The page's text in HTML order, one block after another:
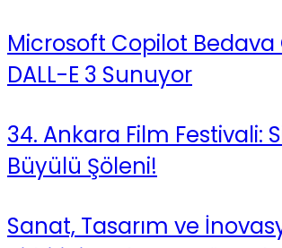
Microsoft Copilot Bedava
DALL-E 3 Sunuyor
34. Ankara Film Festivali:
Büyülü Şöleni!
Sanat, Tasarım ve